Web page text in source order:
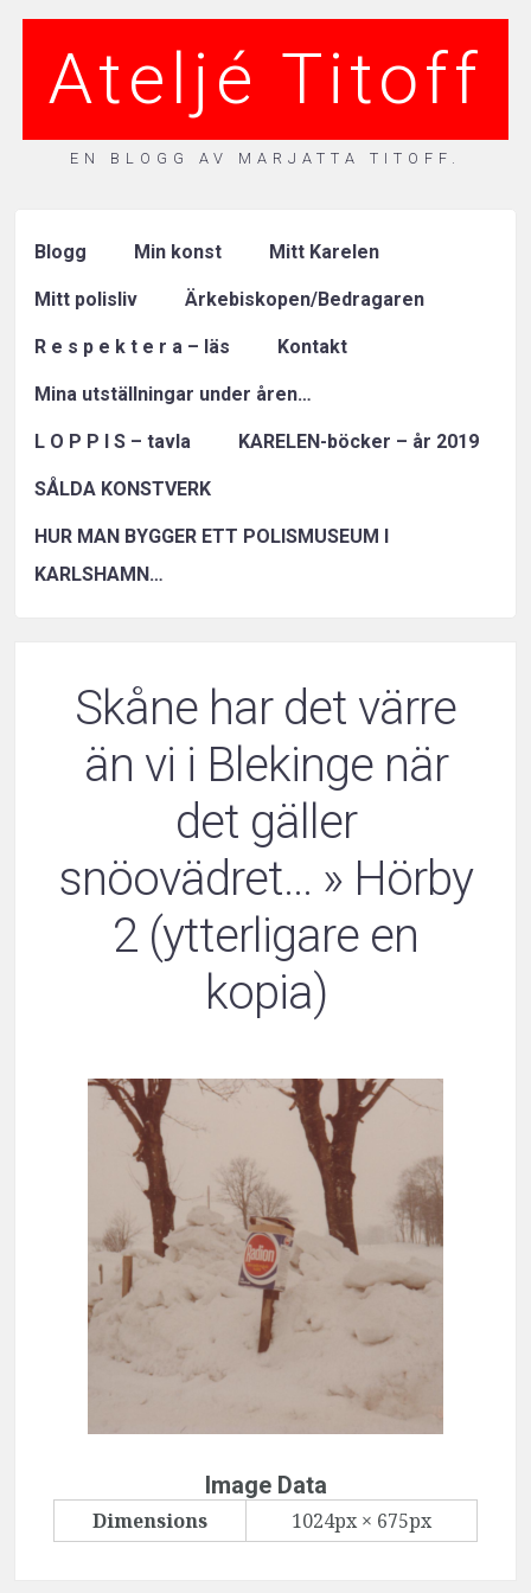
Ateljé Titoff
EN BLOGG AV MARJATTA TITOFF.
Blogg Min konst Mitt Karelen
Mitt polisliv Ärkebiskopen/Bedragaren
R e s p e k t e r a – läs Kontakt
Mina utställningar under åren…
L O P P I S – tavla KARELEN-böcker – år 2019
SÅLDA KONSTVERK
HUR MAN BYGGER ETT POLISMUSEUM I
KARLSHAMN…
Skåne har det värre
än vi i Blekinge när
det gäller
snöovädret… » Hörby
2 (ytterligare en
kopia)
Image Data
Dimensions 1024px × 675px